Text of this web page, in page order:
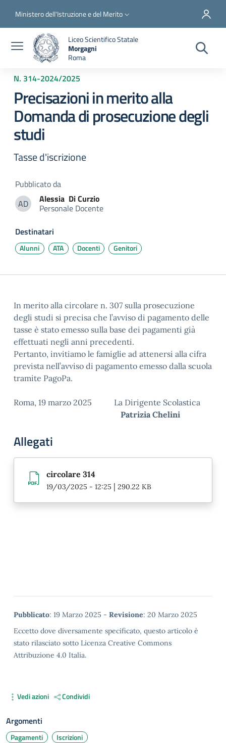
Slim top
Ministero dell'Istruzione e del Merito
Liceo Scientifico Statale
Morgagni
Roma
N. 314-2024/2025
Precisazioni in merito alla
Domanda di prosecuzione degli
studi
Tasse d'iscrizione
Pubblicato da
ADAlessia Di Curzio
Alessia Di Curzio
Personale Docente
Destinatari
Alunni ATA Docenti Genitori
In merito alla circolare n. 307 sulla prosecuzione
degli studi si precisa che l’avviso di pagamento delle
tasse è stato emesso sulla base dei pagamenti già
effettuati negli anni precedenti.
Pertanto, invitiamo le famiglie ad attenersi alla cifra
prevista nell’avviso di pagamento emesso dalla scuola
tramite PagoPa.
Roma, 19 marzo 2025 La Dirigente Scolastica
Patrizia Chelini
Allegati
circolare 314
19/03/2025 - 12:25 | 290.22 KB
Metadata
Pubblicato: 19 Marzo 2025 - Revisione: 20 Marzo 2025
Eccetto dove diversamente specificato, questo articolo è
stato rilasciato sotto Licenza Creative Commons
Attribuzione 4.0 Italia.
Vedi azioni Condividi
Argomenti
Pagamenti Iscrizioni